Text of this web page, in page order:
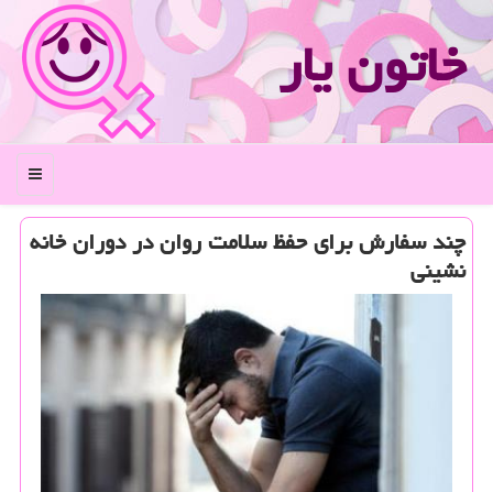
خاتون یار
منو
چند سفارش برای حفظ سلامت روان در دوران خانه
نشینی